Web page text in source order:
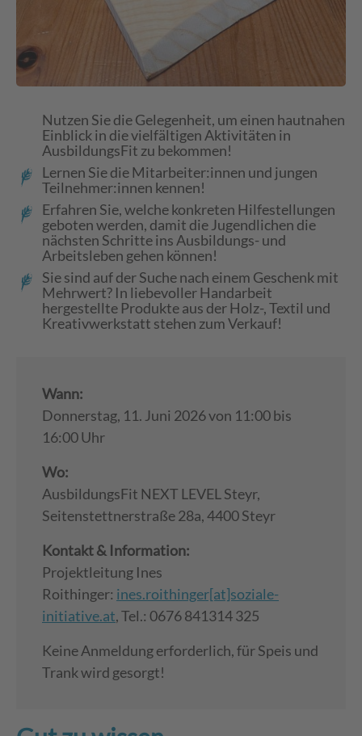
Nutzen Sie die Gelegenheit, um einen hautnahen
Einblick in die vielfältigen Aktivitäten in
AusbildungsFit zu bekommen!
Lernen Sie die Mitarbeiter:innen und jungen
Teilnehmer:innen kennen!
Erfahren Sie, welche konkreten Hilfestellungen
geboten werden, damit die Jugendlichen die
nächsten Schritte ins Ausbildungs- und
Arbeitsleben gehen können!
Sie sind auf der Suche nach einem Geschenk mit
Mehrwert? In liebevoller Handarbeit
hergestellte Produkte aus der Holz-, Textil und
Kreativwerkstatt stehen zum Verkauf!
Wann:
Donnerstag, 11. Juni 2026 von 11:00 bis
16:00 Uhr
Wo:
AusbildungsFit NEXT LEVEL Steyr,
Seitenstettnerstraße 28a, 4400 Steyr
Kontakt & Information:
Projektleitung Ines
Roithinger: ines.roithinger[at]soziale-
initiative.at, Tel.: 0676 841314 325
Keine Anmeldung erforderlich, für Speis und
Trank wird gesorgt!